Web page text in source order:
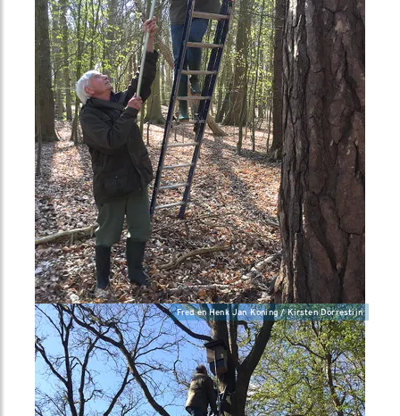
Fred en Henk Jan Koning / Kirsten Dorrestijn